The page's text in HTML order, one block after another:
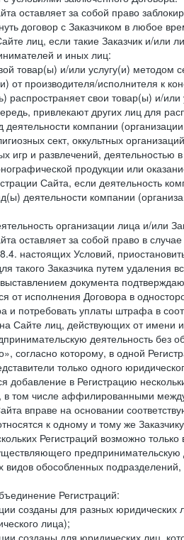
оставляет за собой право
договор с Заказчиком в любое
лиц, если такие Заказчик и/
и иных лиц:
товар(ы) и/или услугу(и) методом
от производителя/исполнителя к
распространяет свои товар(ы) и/
привлекают других лиц для
деятельности компании
сект, оккультных
игр и развлечений,
продукции или
Сайта, если деятельность
деятельности компании
организации лица и/или
оставляет за собой право в
настоящих Условий,
такого Заказчика путем
документа
от исполнения Договора в
и потребовать уплаты штрафа в
Сайте лиц, действующих от имени
деятельность без
согласно которому, в одной
только одного
добавление в Регистрацию
том числе аффилированными
вправе на основании
к одному и тому же
Регистраций возможно
видов обособленных
Регистраций:
созданы для разных
лица);
созданы для юридических лиц,